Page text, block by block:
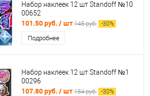
Набор наклеек 12 шт Standoff №10
00652
101.50 руб. / шт 145 руб. -30%
Подробнее
Набор наклеек 12 шт Standoff №1
00296
107.80 руб. / шт 154 руб. -30%